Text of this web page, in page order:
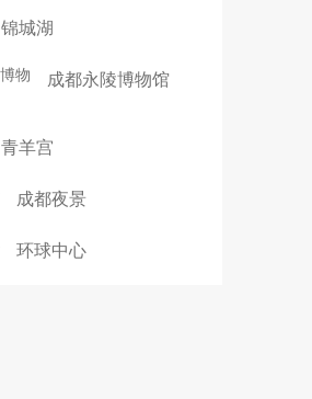
锦城湖
成都永陵博物馆
青羊宫
成都夜景
环球中心